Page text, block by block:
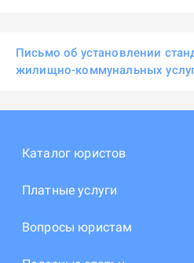
Письмо об установлении
жилищно-коммунальных
Каталог юристов
Платные услуги
Вопросы юристам